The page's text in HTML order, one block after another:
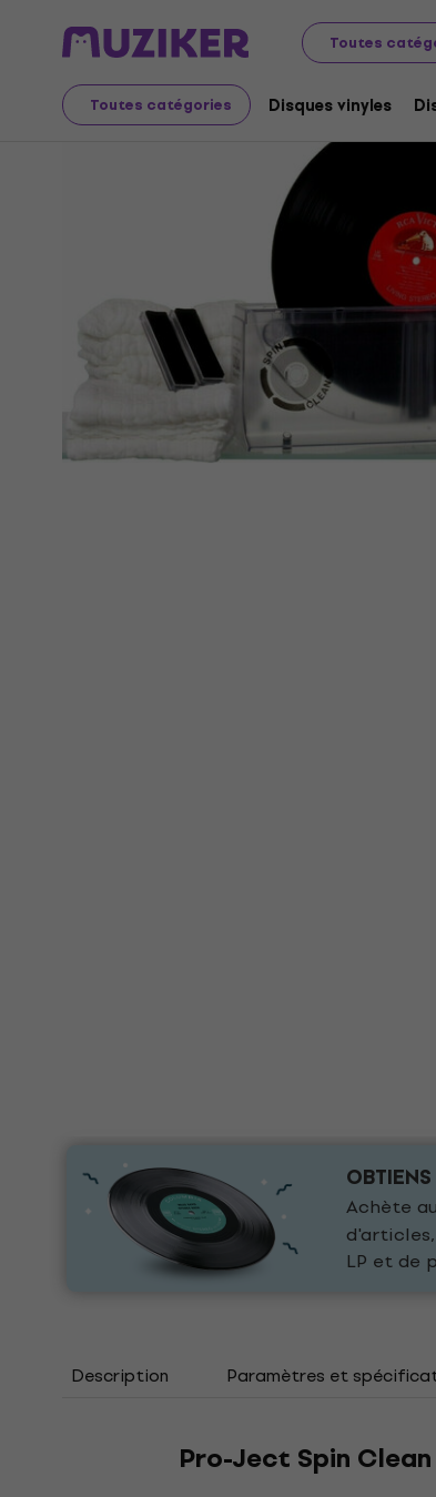
Toutes
Toutes catégories Disques vinyles
Disques microsillons et CD Accessoires pour
L'offre est terminée
Achète
LP et de
Description Paramètres et
Pro-Ject Spin